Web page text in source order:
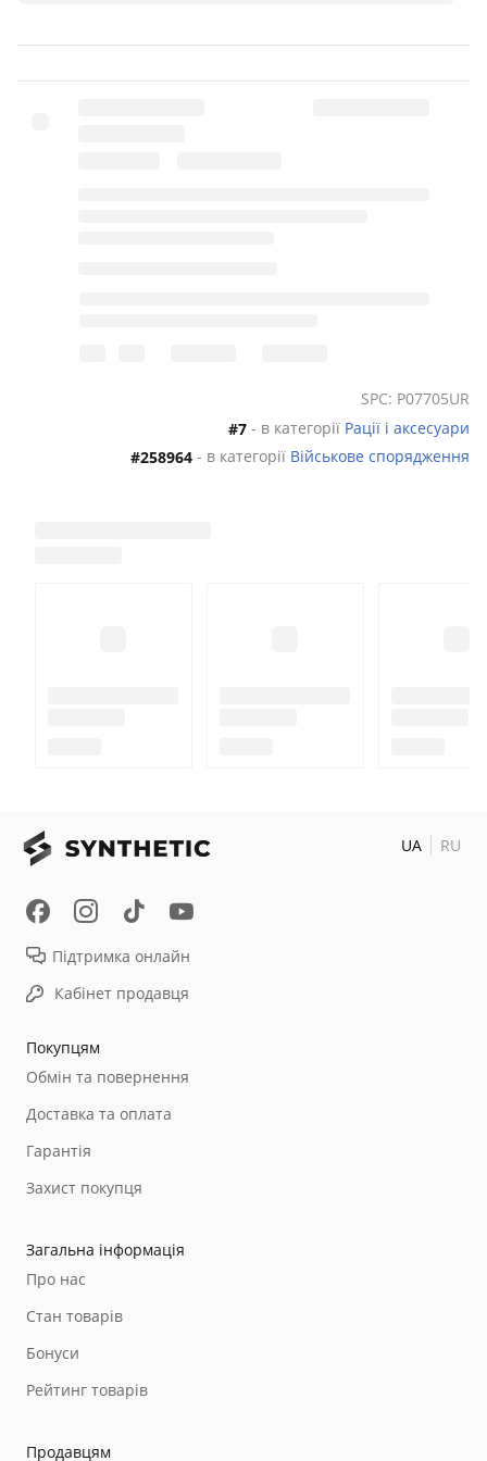
Комплект :
SPC: P07705UR
#7 - в категорії Рації і аксесуари
#258964 - в категорії Військове спорядження
Покупцям
Обмін та повернення
Доставка та оплата
Гарантія
Захист покупця
Загальна інформація
Про нас
Стан товарів
Бонуси
Рейтинг товарів
Продавцям
Підтримка онлайн
Кабінет продавця
UA RU